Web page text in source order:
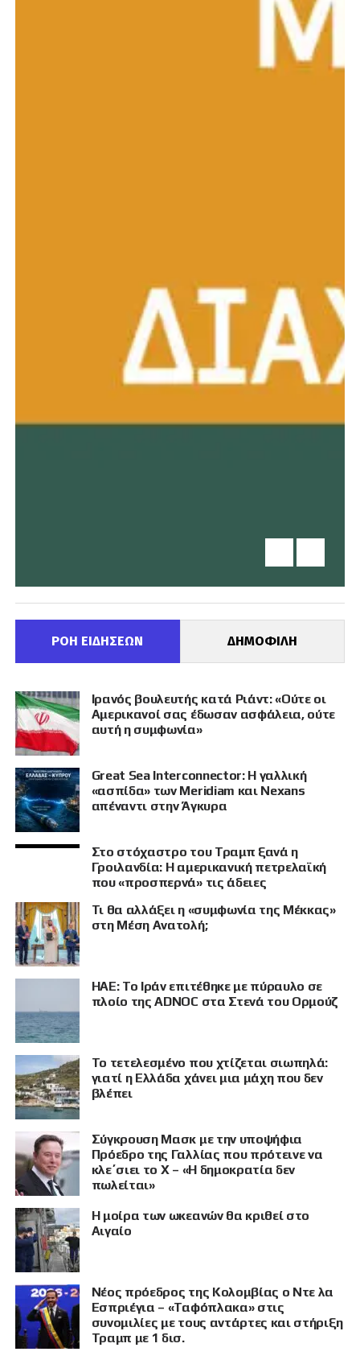
ΡΟΗ ΕΙΔΗΣΕΩΝ ΔΗΜΟΦΙΛΗ
Ιρανός βουλευτής κατά Ριάντ: «Ούτε οι
Αμερικανοί σας έδωσαν ασφάλεια, ούτε
αυτή η συμφωνία»
Great Sea Interconnector: Η γαλλική
«ασπίδα» των Meridiam και Nexans
απέναντι στην Άγκυρα
Στο στόχαστρο του Τραμπ ξανά η
Γροιλανδία: Η αμερικανική πετρελαϊκή
που «προσπερνά» τις άδειες
Τι θα αλλάξει η «συμφωνία της Μέκκας»
στη Μέση Ανατολή;
ΗΑΕ: Το Ιράν επιτέθηκε με πύραυλο σε
πλοίο της ADNOC στα Στενά του Ορμούζ
Το τετελεσμένο που χτίζεται σιωπηλά:
γιατί η Ελλάδα χάνει μια μάχη που δεν
βλέπει
Σύγκρουση Μασκ με την υποψήφια
Πρόεδρο της Γαλλίας που πρότεινε να
κλε΄σιει το X – «Η δημοκρατία δεν
πωλείται»
Η μοίρα των ωκεανών θα κριθεί στο
Αιγαίο
Νέος πρόεδρος της Κολομβίας ο Ντε λα
Εσπριέγια – «Ταφόπλακα» στις
συνομιλίες με τους αντάρτες και στήριξη
Τραμπ με 1 δισ.